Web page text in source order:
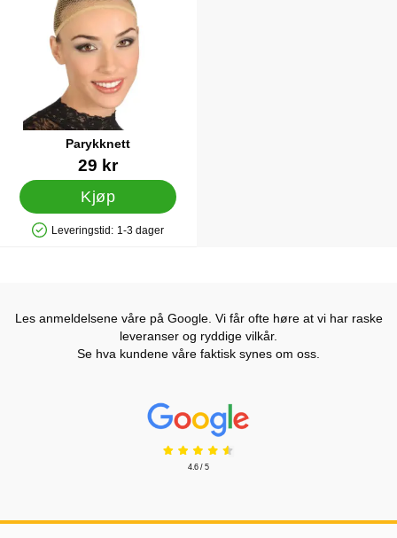
Parykknett
Varenummer 7796
29 kr
Kjøp
Produkttilgjengelighet: På lager
Leveringstid: 1-3 dager
Les anmeldelsene våre på Google. Vi får ofte høre at vi har raske
leveranser og ryddige vilkår.
Se hva kundene våre faktisk synes om oss.
Prisjakt Vurdering: 4.6 Stjerne
4.6 / 5